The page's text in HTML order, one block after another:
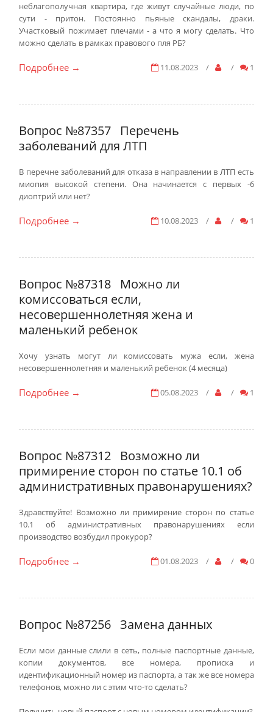
неблагополучная квартира, где живут случайные люди, по
сути - притон. Постоянно пьяные скандалы, драки.
Участковый пожимает плечами - а что я могу сделать. Что
можно сделать в рамках правового пля РБ?
11.08.2023 / / 1
Подробнее →
Вопрос №87357
Перечень
заболеваний для ЛТП
В перечне заболеваний для отказа в направлении в ЛТП есть
миопия высокой степени. Она начинается с первых -6
диоптрий или нет?
10.08.2023 / / 1
Подробнее →
Вопрос №87318
Можно ли
комиссоваться если,
несовершеннолетняя жена и
маленький ребенок
Хочу узнать могут ли комиссовать мужа если, жена
несовершеннолетняя и маленький ребенок (4 месяца)
05.08.2023 / / 1
Подробнее →
Вопрос №87312
Возможно ли
примирение сторон по статье 10.1 об
административных правонарушениях?
Здравствуйте! Возможно ли примирение сторон по статье
10.1 об административных правонарушениях если
производство возбудил прокурор?
01.08.2023 / / 0
Подробнее →
Вопрос №87256 Замена данных
Если мои данные слили в сеть, полные паспортные данные,
копии документов, все номера, прописка и
идентификационный номер из паспорта, а так же все номера
телефонов, можно ли с этим что-то сделать?